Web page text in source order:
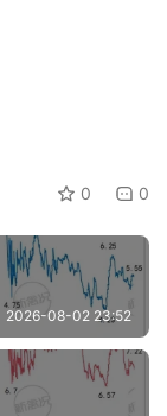
0 0
2026-08-02 23:52